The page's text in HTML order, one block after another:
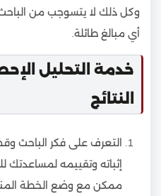
وكل ذلك لا يتسوجب من
أي مبالغ طائلة.
خدمة التحليل
النتائج
التعرف على فكر الباحث
إثباته وتقييمه
ممكن مع وضع الخطة